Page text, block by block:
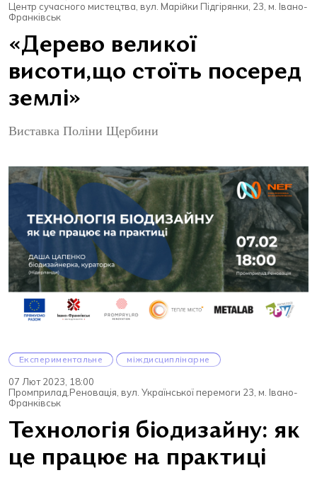
Центр сучасного мистецтва, вул. Марійки Підгірянки, 23, м. Івано-
Франківськ
«Дерево великої
висоти,що стоїть посеред
землі»
Виставка Поліни Щербини
Експериментальне міждисциплінарне
07 Лют 2023, 18:00
Промприлад.Реновація, вул. Української перемоги 23, м. Івано-
Франківськ
Технологія біодизайну: як
це працює на практиці